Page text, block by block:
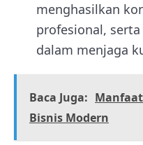
menghasilkan
profesional,
dalam menjaga
Baca Juga:
Bisnis Modern